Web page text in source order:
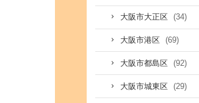
大阪市大正区 (34)
大阪市港区 (69)
大阪市都島区 (92)
大阪市城東区 (29)